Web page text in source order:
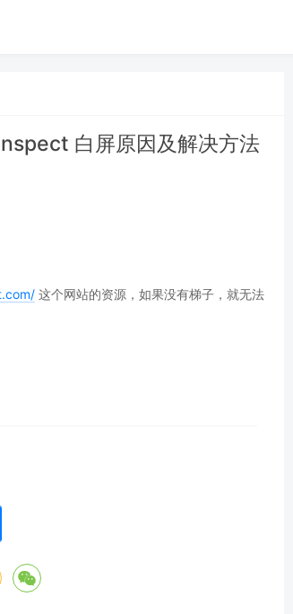
白屏原因及解决方法
这个网站的资源，如果没有梯子，就无法